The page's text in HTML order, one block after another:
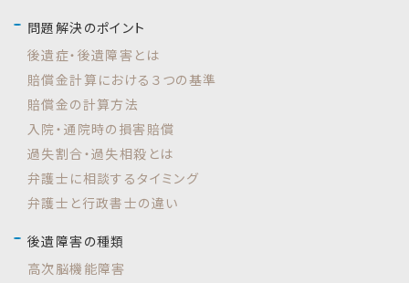
問題解決のポイント
後遺症・後遺障害とは
賠償金計算における３つの基準
賠償金の計算方法
入院・通院時の損害賠償
過失割合・過失相殺とは
弁護士に相談するタイミング
弁護士と行政書士の違い
後遺障害の種類
高次脳機能障害